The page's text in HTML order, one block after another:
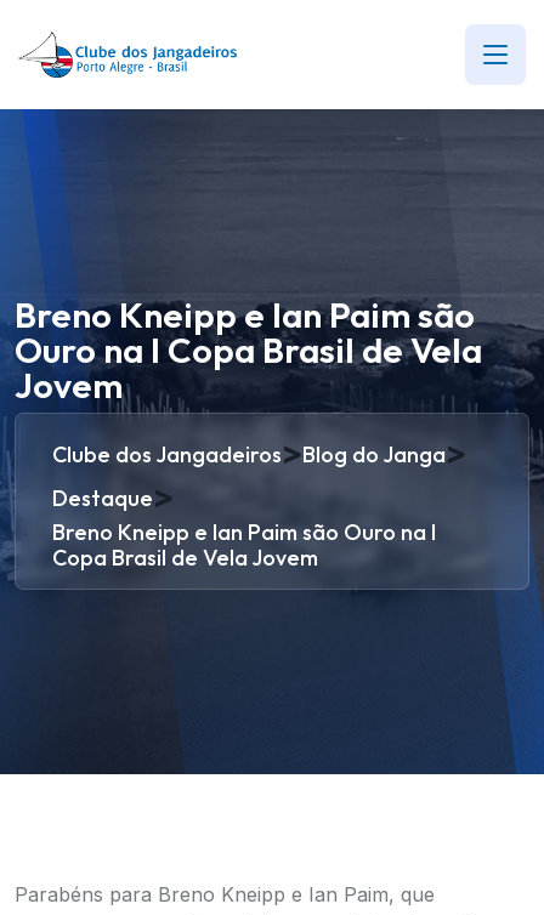
Breno Kneipp e Ian Paim são
Ouro na I Copa Brasil de Vela
Jovem
Clube dos Jangadeiros>Blog do Janga>
Destaque>
Breno Kneipp e Ian Paim são Ouro na I
Copa Brasil de Vela Jovem
Parabéns para Breno Kneipp e Ian Paim, que